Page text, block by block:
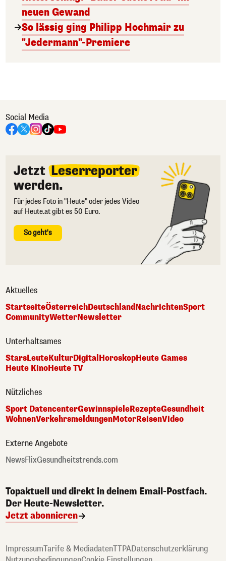
neuen Gewand
So lässig ging Philipp Hochmair zu
"Jedermann"-Premiere
Social Media
Jetzt Leserreporter
werden.
Für jedes Foto in "Heute" oder jedes Video
auf Heute.at gibt es 50 Euro.
So geht's
Aktuelles
StartseiteÖsterreichDeutschlandNachrichtenSport
CommunityWetterNewsletter
Unterhaltsames
StarsLeuteKulturDigital HoroskopHeute Games
Heute KinoHeute TV
Nützliches
Sport DatencenterGewinnspieleRezepteGesundheit
WohnenVerkehrsmeldungenMotorReisenVideo
Externe Angebote
NewsFlixGesundheitstrends.com
Topaktuell und direkt in deinem Email-Postfach.
Der Heute-Newsletter.
Jetzt abonnieren
ImpressumTarife & MediadatenTTPADatenschutzerklärung